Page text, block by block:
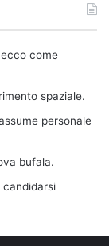
come
spaziale.
personale
bufala.
candidarsi